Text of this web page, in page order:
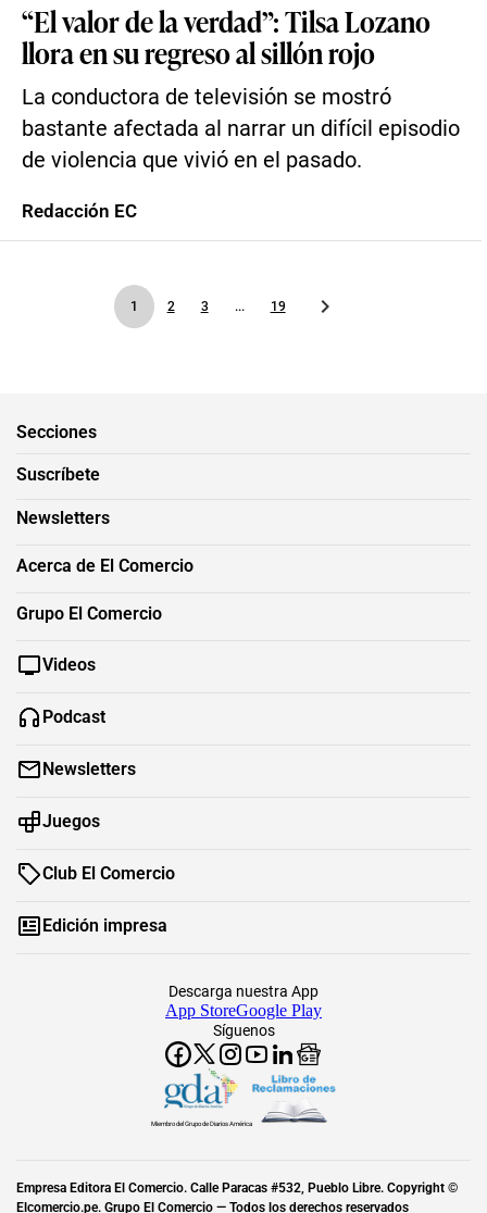
“El valor de la verdad”: Tilsa Lozano
llora en su regreso al sillón rojo
La conductora de televisión se mostró
bastante afectada al narrar un difícil episodio
de violencia que vivió en el pasado.
Redacción EC
1 2 3 ... 19
Secciones
Suscríbete
Newsletters
Acerca de El Comercio
Grupo El Comercio
Videos
Podcast
Newsletters
Juegos
Club El Comercio
Edición impresa
Síguenos
Descarga nuestra App
App StoreGoogle Play
Miembro del Grupo de Diarios América
Empresa Editora El Comercio. Calle Paracas #532, Pueblo Libre. Copyright ©
Elcomercio.pe. Grupo El Comercio — Todos los derechos reservados